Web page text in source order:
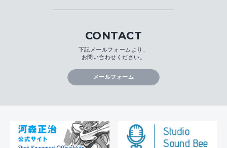
CONTACT
下記メールフォームより、
お問い合わせください。
メールフォーム